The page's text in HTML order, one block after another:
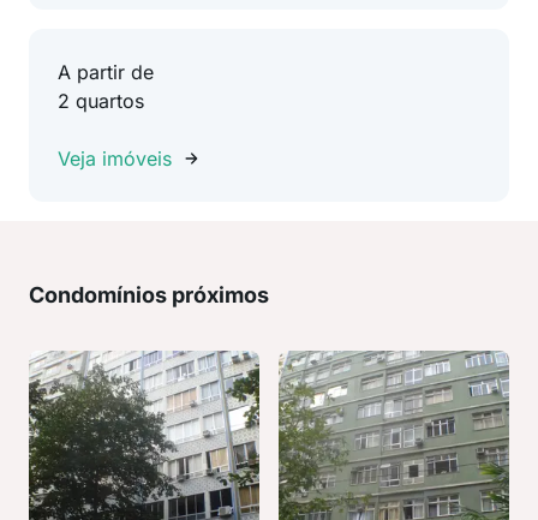
A partir de
2 quartos
Veja imóveis
Condomínios próximos